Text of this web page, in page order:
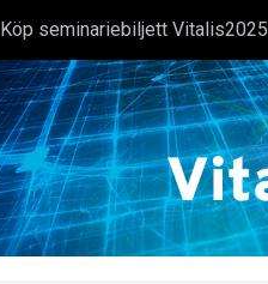
Köp seminariebiljett Vitalis2025